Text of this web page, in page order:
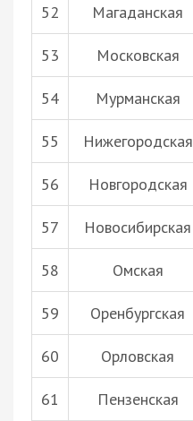
52 Магаданская
53 Московская
54 Мурманская
55 Нижегородская
56 Новгородская
57 Новосибирская
58 Омская
59 Оренбургская
60 Орловская
61 Пензенская